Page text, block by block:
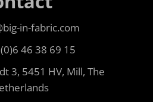
in-fabric.com
46 38 69 15
3, 5451 HV, Mill, The